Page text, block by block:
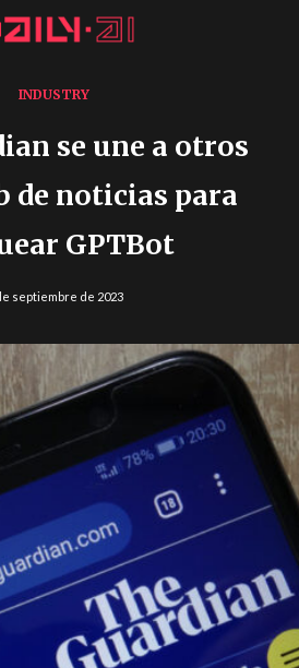
INDUSTRY
se une a otros
de noticias para
GPTBot
septiembre de 2023